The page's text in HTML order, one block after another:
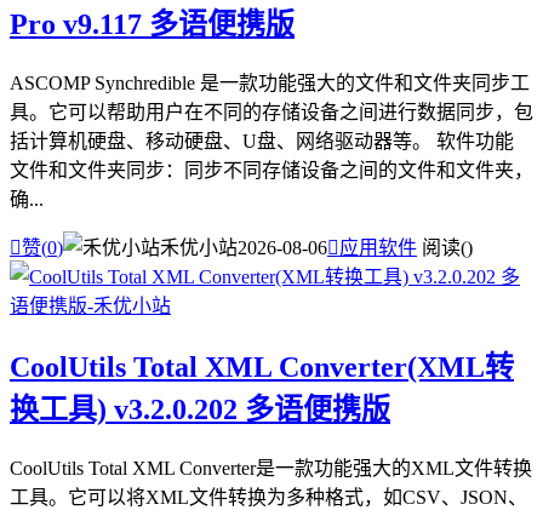
Pro v9.117 多语便携版
ASCOMP Synchredible 是一款功能强大的文件和文件夹同步工
具。它可以帮助用户在不同的存储设备之间进行数据同步，包
括计算机硬盘、移动硬盘、U盘、网络驱动器等。 软件功能
文件和文件夹同步：同步不同存储设备之间的文件和文件夹，
确...
赞(0) 禾优小站2026-08-06应用软件 阅读()
CoolUtils Total XML Converter(XML转
换工具) v3.2.0.202 多语便携版
CoolUtils Total XML Converter是一款功能强大的XML文件转换
工具。它可以将XML文件转换为多种格式，如CSV、JSON、